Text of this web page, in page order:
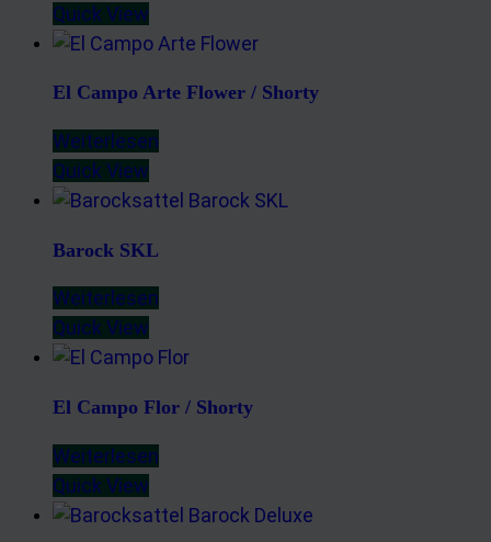
Quick View
El Campo Arte Flower / Shorty
Weiterlesen
Quick View
Barock SKL
Weiterlesen
Quick View
El Campo Flor / Shorty
Weiterlesen
Quick View